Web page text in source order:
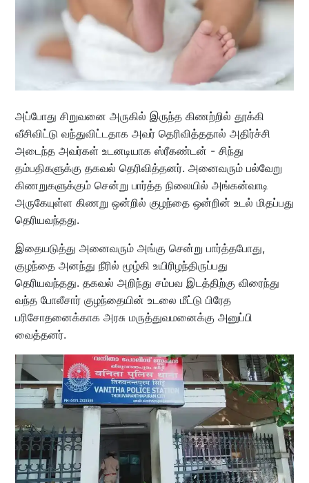
அப்போது சிறுவனை அருகில் இருந்த கிணற்றில் தூக்கி
வீசிவிட்டு வந்துவிட்டதாக அவர் தெரிவித்ததால் அதிர்ச்சி
அடைந்த அவர்கள் உடனடியாக ஸ்ரீகண்டன் - சிந்து
தம்பதிகளுக்கு தகவல் தெரிவித்தனர். அனைவரும் பல்வேறு
கிணறுகளுக்கும் சென்று பார்த்த நிலையில் அங்கன்வாடி
அருகேயுள்ள கிணறு ஒன்றில் குழந்தை ஒன்றின் உடல் மிதப்பது
தெரியவந்தது.
இதையடுத்து அனைவரும் அங்கு சென்று பார்த்தபோது,
குழந்தை அனந்து நீரில் மூழ்கி உயிரிழந்திருப்பது
தெரியவந்தது. தகவல் அறிந்து சம்பவ இடத்திற்கு விரைந்து
வந்த போலீசார் குழந்தையின் உடலை மீட்டு பிரேத
பரிசோதனைக்காக அரசு மருத்துவமனைக்கு அனுப்பி
வைத்தனர்.